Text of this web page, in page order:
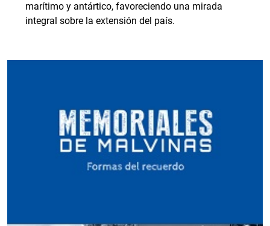
marítimo y antártico, favoreciendo una mirada
integral sobre la extensión del país.